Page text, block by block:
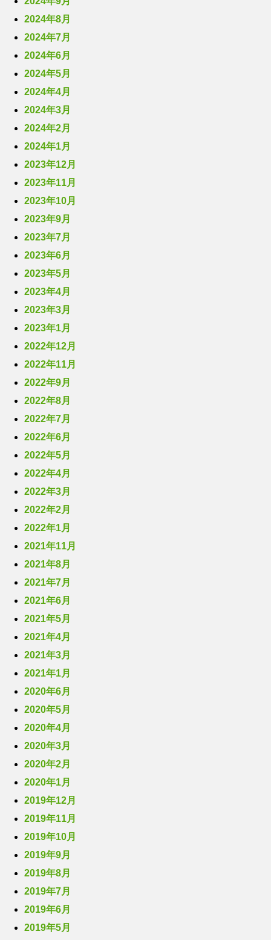
2024年8月
2024年7月
2024年6月
2024年5月
2024年4月
2024年3月
2024年2月
2024年1月
2023年12月
2023年11月
2023年10月
2023年9月
2023年7月
2023年6月
2023年5月
2023年4月
2023年3月
2023年1月
2022年12月
2022年11月
2022年9月
2022年8月
2022年7月
2022年6月
2022年5月
2022年4月
2022年3月
2022年2月
2022年1月
2021年11月
2021年8月
2021年7月
2021年6月
2021年5月
2021年4月
2021年3月
2021年1月
2020年6月
2020年5月
2020年4月
2020年3月
2020年2月
2020年1月
2019年12月
2019年11月
2019年10月
2019年9月
2019年8月
2019年7月
2019年6月
2019年5月